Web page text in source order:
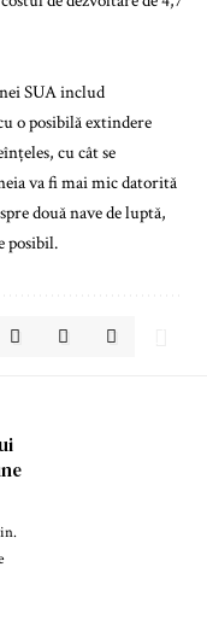
SUA includ
o posibilă extindere
cu cât se
va fi mai mic datorită
două nave de luptă,
posibil.